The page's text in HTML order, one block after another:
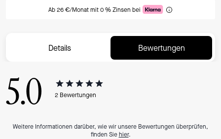
Ab 26 €/Monat mit 0 % Zinsen bei
Details Bewertungen
5.0 2 Bewertungen
Weitere Informationen darüber, wie wir unsere Bewertungen überprüfen,
finden Siehier.